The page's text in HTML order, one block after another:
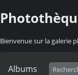
Bienvenue sur la galerie
Albums